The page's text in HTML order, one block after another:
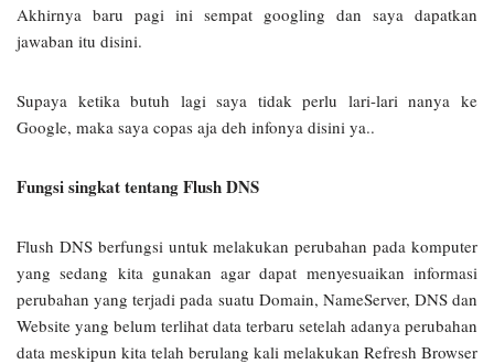
Akhirnya baru pagi ini sempat googling dan saya dapatkan
jawaban itu disini.
Supaya ketika butuh lagi saya tidak perlu lari-lari nanya ke
Google, maka saya copas aja deh infonya disini ya..
Fungsi singkat tentang Flush DNS
Flush DNS berfungsi untuk melakukan perubahan pada komputer
yang sedang kita gunakan agar dapat menyesuaikan informasi
perubahan yang terjadi pada suatu Domain, NameServer, DNS dan
Website yang belum terlihat data terbaru setelah adanya perubahan
data meskipun kita telah berulang kali melakukan Refresh Browser